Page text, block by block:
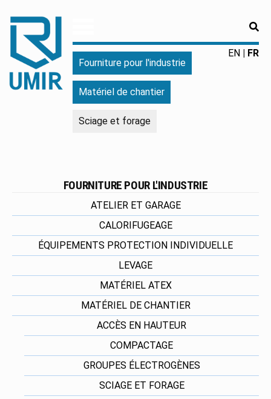
Fourniture
pour
l'industrie
chimiques
EN
FR
Fourniture pour l'industrie
Matériel de chantier
Sciage et forage
FOURNITURE POUR L'INDUSTRIE
ATELIER ET GARAGE
CALORIFUGEAGE
ÉQUIPEMENTS PROTECTION INDIVIDUELLE
LEVAGE
MATÉRIEL ATEX
MATÉRIEL DE CHANTIER
ACCÈS EN HAUTEUR
COMPACTAGE
GROUPES ÉLECTROGÈNES
SCIAGE ET FORAGE